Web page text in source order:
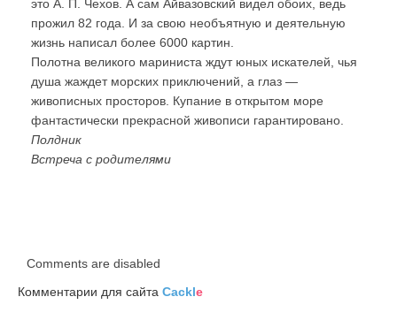
это А. П. Чехов. А сам Айвазовский видел обоих, ведь
прожил 82 года. И за свою необъятную и деятельную
жизнь написал более 6000 картин.
Полотна великого мариниста ждут юных искателей, чья
душа жаждет морских приключений, а глаз —
живописных просторов. Купание в открытом море
фантастически прекрасной живописи гарантировано.
Полдник
Встреча с родителями
Comments are disabled
Комментарии для сайта Cackle